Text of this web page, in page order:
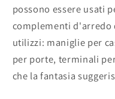
possono essere usati
complementi d'arredo
utilizzi: maniglie per
per porte, terminali
che la fantasia